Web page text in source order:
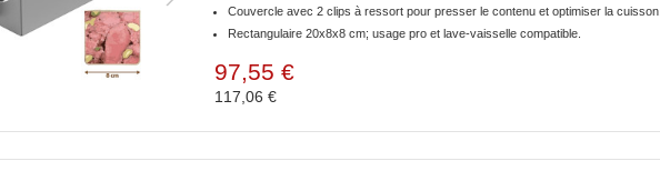
Couvercle avec 2 clips à ressort pour presser le contenu et optimiser la cuisson.
Rectangulaire 20x8x8 cm; usage pro et lave-vaisselle compatible.
97,55 €
117,06 €